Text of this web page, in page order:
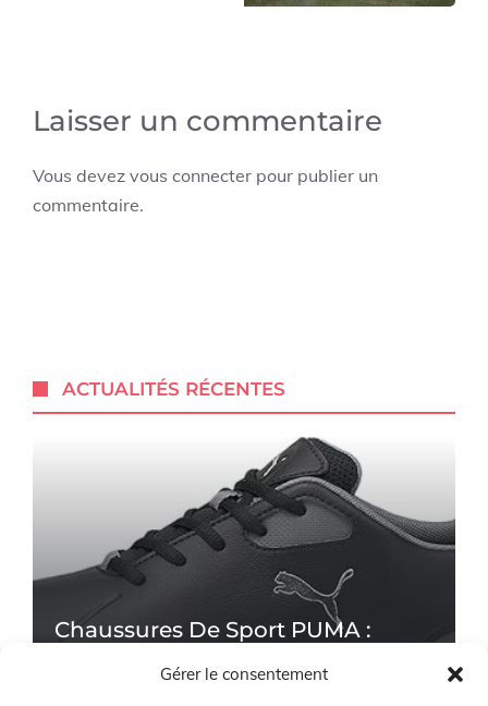
Gérer le consentement
Laisser un commentaire
Vous devez vous connecter pour publier un
commentaire.
ACTUALITÉS RÉCENTES
Chaussures De Sport PUMA :